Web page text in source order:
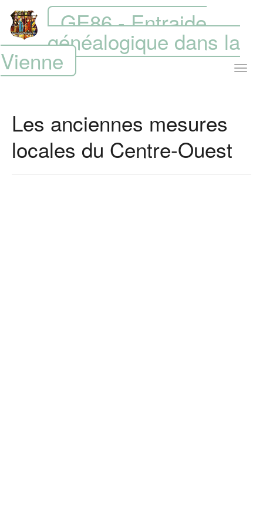
GE86 - Entraide
généalogique dans la
Vienne
Les anciennes mesures
locales du Centre-Ouest